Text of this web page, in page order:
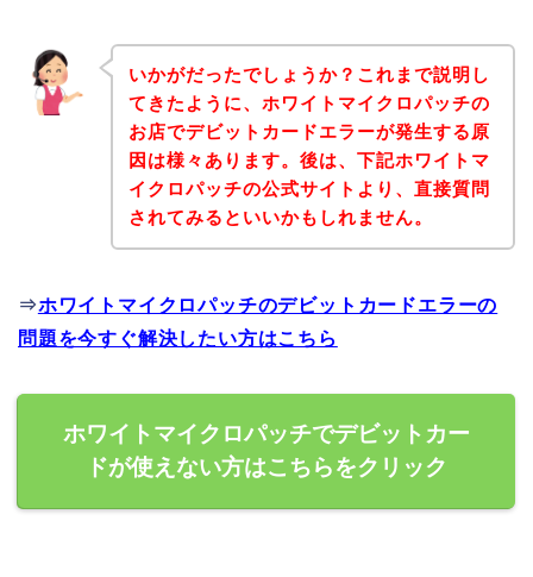
いかがだったでしょうか？これまで説明し
てきたように、ホワイトマイクロパッチの
お店でデビットカードエラーが発生する原
因は様々あります。後は、下記ホワイトマ
イクロパッチの公式サイトより、直接質問
されてみるといいかもしれません。
⇒ホワイトマイクロパッチのデビットカードエラーの
問題を今すぐ解決したい方はこちら
ホワイトマイクロパッチでデビットカー
ドが使えない方はこちらをクリック